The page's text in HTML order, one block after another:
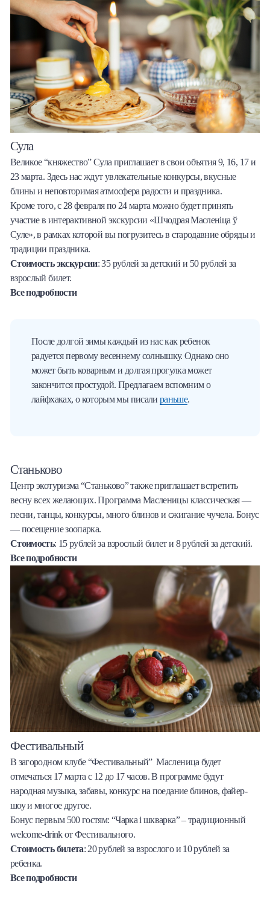
Сула
Великое “княжество” Сула приглашает в свои объятия 9, 16, 17 и
23 марта. Здесь нас ждут увлекательные конкурсы, вкусные
блины и неповторимая атмосфера радости и праздника.
Кроме того, с 28 февраля по 24 марта можно будет принять
участие в интерактивной экскурсии «Шчодрая Масленіца ў
Суле», в рамках которой вы погрузитесь в стародавние обряды и
традиции праздника.
Стоимость экскурсии: 35 рублей за детский и 50 рублей за
взрослый билет.
Все подробности
После долгой зимы каждый из нас как ребенок
радуется первому весеннему солнышку. Однако оно
может быть коварным и долгая прогулка может
закончится простудой. Предлагаем вспомним о
лайфхаках, о которым мы писали раньше.
Станьково
Центр экотуризма “Станьково” также приглашает встретить
весну всех желающих. Программа Масленицы классическая —
песни, танцы, конкурсы, много блинов и сжигание чучела. Бонус
— посещение зоопарка.
Стоимость: 15 рублей за взрослый билет и 8 рублей за детский.
Все подробности
Фестивальный
В загородном клубе “Фестивальный” Масленица будет
отмечаться 17 марта с 12 до 17 часов. В программе будут
народная музыка, забавы, конкурс на поедание блинов, файер-
шоу и многое другое.
Бонус первым 500 гостям: “Чарка і шкварка” – традиционный
welcome-drink от Фестивального.
Стоимость билета: 20 рублей за взрослого и 10 рублей за
ребенка.
Все подробности